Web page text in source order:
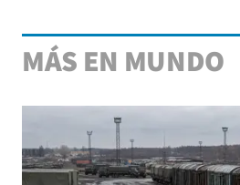
MÁS EN MUNDO